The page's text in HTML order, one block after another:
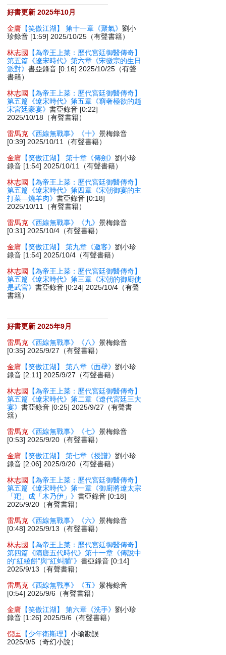
好書更新 2025年10月
金庸 【笑傲江湖】 第十一章《聚氣》劉小
珍錄音 [1:59] 2025/10/25（有聲書籍）
林志國
【為帝王上菜：歷代宮廷御醫傳奇】
第五篇《遼宋時代》第六章《宋徽宗的生日
派對》書亞錄音 [0:16] 2025/10/25（有聲
書籍）
林志國
【為帝王上菜：歷代宮廷御醫傳奇】
第五篇《遼宋時代》第五章《窮奢極欲的趙
宋宮廷豪宴》書亞錄音 [0:22]
2025/10/18（有聲書籍）
雷馬克 《西線無戰事》《十》景梅錄音
[0:39] 2025/10/11（有聲書籍）
金庸 【笑傲江湖】 第十章《傳劍》劉小珍
錄音 [1:54] 2025/10/11（有聲書籍）
林志國
【為帝王上菜：歷代宮廷御醫傳奇】
第五篇《遼宋時代》第四章《宋朝御宴的主
打菜—燒羊肉》書亞錄音 [0:18]
2025/10/11（有聲書籍）
雷馬克 《西線無戰事》《九》景梅錄音
[0:31] 2025/10/4（有聲書籍）
金庸 【笑傲江湖】 第九章《邀客》劉小珍
錄音 [1:54] 2025/10/4（有聲書籍）
林志國
【為帝王上菜：歷代宮廷御醫傳奇】
第五篇《遼宋時代》第三章《宋朝的御廚使
是武官》書亞錄音 [0:24] 2025/10/4（有聲
書籍）
好書更新 2025年9月
雷馬克 《西線無戰事》《八》景梅錄音
[0:35] 2025/9/27（有聲書籍）
金庸 【笑傲江湖】 第八章《面壁》劉小珍
錄音 [2:11] 2025/9/27（有聲書籍）
林志國
【為帝王上菜：歷代宮廷御醫傳奇】
第五篇《遼宋時代》第二章《遼代宮廷三大
宴》書亞錄音 [0:25] 2025/9/27（有聲書
籍）
雷馬克 《西線無戰事》《七》景梅錄音
[0:53] 2025/9/20（有聲書籍）
金庸 【笑傲江湖】 第七章《授譜》劉小珍
錄音 [2:06] 2025/9/20（有聲書籍）
林志國
【為帝王上菜：歷代宮廷御醫傳奇】
第五篇《遼宋時代》第一章《御廚將遼太宗
「羓」成「木乃伊」》書亞錄音 [0:18]
2025/9/20（有聲書籍）
雷馬克 《西線無戰事》《六》景梅錄音
[0:48] 2025/9/13（有聲書籍）
林志國
【為帝王上菜：歷代宮廷御醫傳奇】
第四篇《隋唐五代時代》第十一章《傳說中
的“紅綾餅”與“紅虯脯”》書亞錄音 [0:14]
2025/9/13（有聲書籍）
雷馬克 《西線無戰事》《五》景梅錄音
[0:54] 2025/9/6（有聲書籍）
金庸 【笑傲江湖】 第六章《洗手》劉小珍
錄音 [1:26] 2025/9/6（有聲書籍）
倪匡 【少年衛斯理】小瑜勘誤
2025/9/5（奇幻小說）